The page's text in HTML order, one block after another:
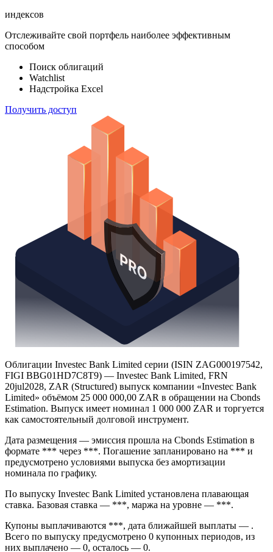
ETF & Funds
100 000
Отслеживайте свой портфель наиболее эффективным
способом
Поиск облигаций
Надстройка Excel
Получить доступ
Облигации Investec Bank Limited серии (ISIN ZAG000197542,
FIGI BBG01HD7C8T9) — Investec Bank Limited, FRN
20jul2028, ZAR (Structured) выпуск компании «Investec Bank
Limited» объёмом 25 000 000,00 ZAR в обращении на Cbonds
Estimation. Выпуск имеет номинал 1 000 000 ZAR и торгуется
как самостоятельный долговой инструмент.
Дата размещения — эмиссия прошла на Cbonds Estimation в
формате *** через ***. Погашение запланировано на *** и
предусмотрено условиями выпуска без амортизации
По выпуску Investec Bank Limited установлена плавающая
ставка. Базовая ставка — ***, маржа на уровне — ***.